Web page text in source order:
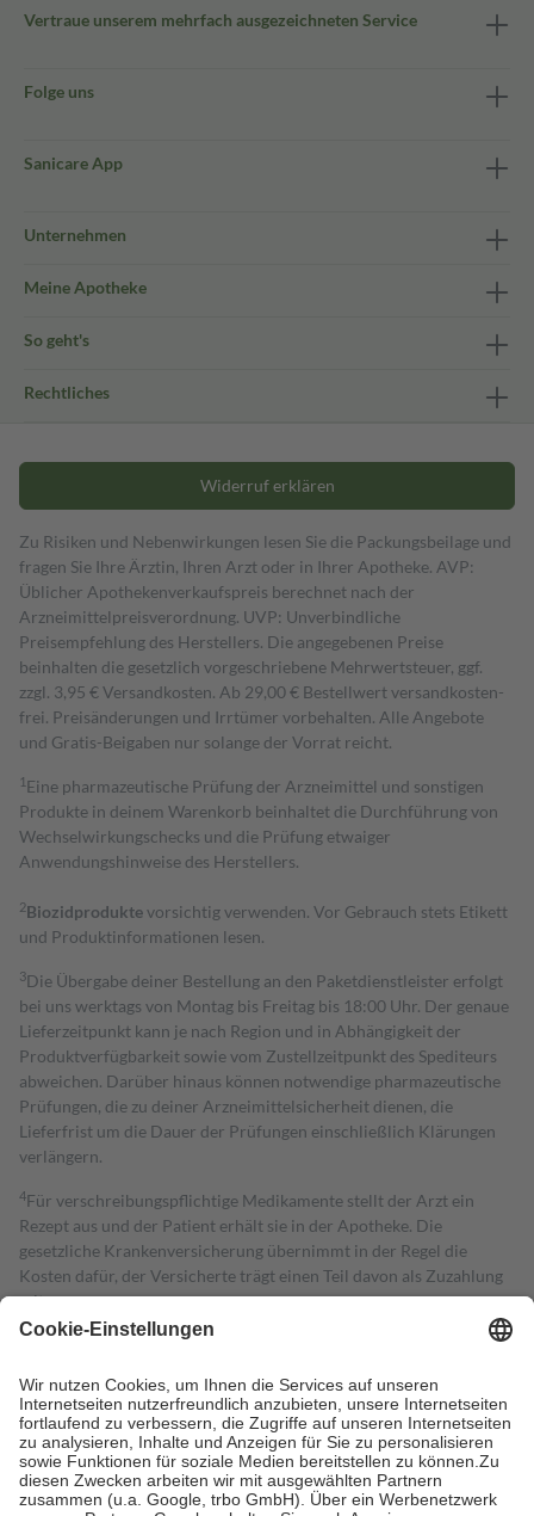
Vertraue unserem mehrfach ausgezeichneten Service
Folge uns
Sanicare App
Unternehmen
Meine Apotheke
So geht's
Rechtliches
Widerruf erklären
Zu Risiken und Nebenwirkungen lesen Sie die Packungsbeilage und
fragen Sie Ihre Ärztin, Ihren Arzt oder in Ihrer Apotheke. AVP:
Üblicher Apothekenverkaufspreis berechnet nach der
Arzneimittelpreisverordnung. UVP: Unverbindliche
Preisempfehlung des Herstellers. Die angegebenen Preise
beinhalten die gesetzlich vorgeschriebene Mehrwertsteuer, ggf.
zzgl. 3,95 € Versandkosten. Ab 29,00 € Bestell­wert versand­kosten­
frei. Preisänderungen und Irrtümer vorbehalten. Alle Angebote
und Gratis-Beigaben nur solange der Vorrat reicht.
1 Eine pharmazeutische Prüfung der Arzneimittel und sonstigen
Produkte in deinem Warenkorb beinhaltet die Durchführung von
Wechselwirkungschecks und die Prüfung etwaiger
Anwendungshinweise des Herstellers.
2Biozidproduktevorsichtig verwenden. Vor Gebrauch stets Etikett
und Produktinformationen lesen.
3Die Übergabe deiner Bestellung an den Paketdienstleister erfolgt
bei uns werktags von Montag bis Freitag bis 18:00 Uhr. Der genaue
Lieferzeitpunkt kann je nach Region und in Abhängigkeit der
Produktverfügbarkeit sowie vom Zustellzeitpunkt des Spediteurs
abweichen. Darüber hinaus können notwendige pharmazeutische
Prüfungen, die zu deiner Arzneimittelsicherheit dienen, die
Lieferfrist um die Dauer der Prüfungen einschließlich Klärungen
verlängern.
4Für verschreibungspflichtige Medikamente stellt der Arzt ein
Rezept aus und der Patient erhält sie in der Apotheke. Die
gesetzliche Krankenversicherung übernimmt in der Regel die
Kosten dafür, der Versicherte trägt einen Teil davon als Zuzahlung
mit.
Grundsätzlich leisten Mitglieder Zuzahlungen in Höhe von zehn
höchstens zehn Euro.
Es sind jedoch nie mehr als die tatsächlichen
Kosten der Leistung zu entrichten.
Diese Regeln gelten grundsätzlich auch für Online-Apotheken.
Bei Heilmitteln und häuslicher Krankenpflege beträgt die
Zuzahlung zehn Prozent der Kosten sowie zehn Euro je
Verordnung.